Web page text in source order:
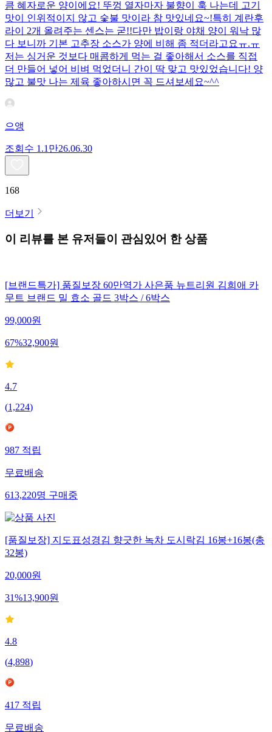
큼 혜자로운 양이에요! 뚜껑 열자마자 불향이 훅 나는데 고기
맛이 인위적이지 않고 숯불 맛이라 참 맛있네요~!특히 계란후
라이 2개 올려주는 센스는 굳!! ​다만 밥이랑 야채 양이 워낙 많
다 보니까 기본 고추장 소스가 양에 비해 좀 적더라고요ㅠ.ㅠ
저는 싱거운 것보다 매콤하게 먹는 걸 좋아해서 소스를 직접
더 만들어 넣어 비벼 먹었더니 간이 딱 맞고 맛있었습니다! 양
많고 불맛 나는 제육 좋아하시면 꼭 드셔보세요~^^
으앵
조회수 1.1만26.06.30
168
더보기
이 리뷰를 본 유저들이 관심있어 한 상품
[브랜드특가] 품질보장 60만역가 사은품 뉴트리원 김희애 카
무트 브랜드 밀 효소 골드 3박스 / 6박스
99,000원
67%32,900원
4.7
(1,224)
987적립
무료배송
613,220명구매중
[품질보장] 지도표성경김 향긋한 녹차 도시락김 16봉+16봉(총
32봉)
20,000원
31%13,900원
4.8
(4,898)
417적립
무료배송